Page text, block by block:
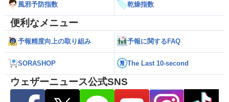
風邪予防指数 乾燥指数
便利なメニュー
予報精度向上の取り組み 予報に関するFAQ
SORASHOP The Last 10-second
ウェザーニュース公式SNS